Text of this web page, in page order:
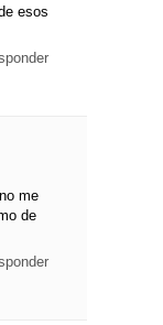
esos
me
de